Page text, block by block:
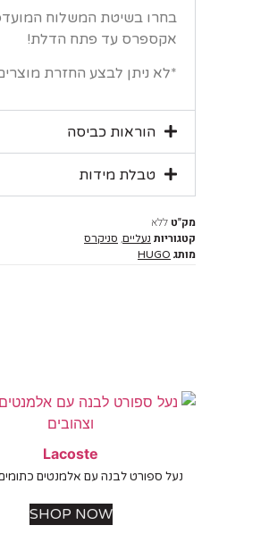
בחרו בשיטת המשלוח
אקספרס עד פתח הדלת!
*לא ניתן לבצע החזרת
הוראות כביסה
טבלת מידות
מק"ט ללא
קטגוריות נעליים, סניקרס
מותג HUGO
Lacoste
נעל ספורט לבנה עם אלמנטים כתומים
SHOP NOW